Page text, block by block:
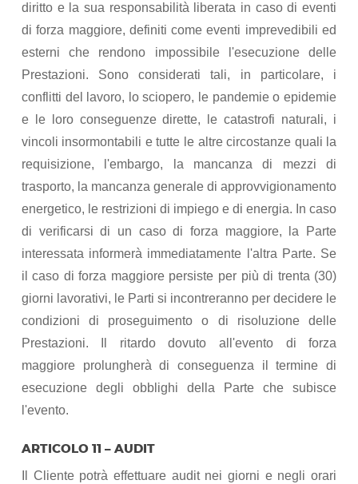
diritto e la sua responsabilità liberata in caso di eventi
di forza maggiore, definiti come eventi imprevedibili ed
esterni che rendono impossibile l'esecuzione delle
Prestazioni. Sono considerati tali, in particolare, i
conflitti del lavoro, lo sciopero, le pandemie o epidemie
e le loro conseguenze dirette, le catastrofi naturali, i
vincoli insormontabili e tutte le altre circostanze quali la
requisizione, l'embargo, la mancanza di mezzi di
trasporto, la mancanza generale di approvvigionamento
energetico, le restrizioni di impiego e di energia. In caso
di verificarsi di un caso di forza maggiore, la Parte
interessata informerà immediatamente l'altra Parte. Se
il caso di forza maggiore persiste per più di trenta (30)
giorni lavorativi, le Parti si incontreranno per decidere le
condizioni di proseguimento o di risoluzione delle
Prestazioni. Il ritardo dovuto all'evento di forza
maggiore prolungherà di conseguenza il termine di
esecuzione degli obblighi della Parte che subisce
l'evento.
ARTICOLO 11 – AUDIT
Il Cliente potrà effettuare audit nei giorni e negli orari